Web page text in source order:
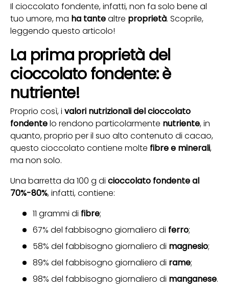
Il cioccolato fondente, infatti, non fa solo bene al
tuo umore, ma ha tantealtre proprietà. Scoprile,
leggendo questo articolo!
La prima proprietà del
cioccolato fondente: è
nutriente!
Proprio così, i valori nutrizionali del cioccolato
fondentelo rendono particolarmente nutriente, in
quanto, proprio per il suo alto contenuto di cacao,
questo cioccolato contiene molte fibre e minerali,
ma non solo.
Una barretta da 100 g di cioccolato fondente al
70%-80%, infatti, contiene:
11 grammi di fibre;
67% del fabbisogno giornaliero di ferro;
58% del fabbisogno giornaliero di magnesio;
89% del fabbisogno giornaliero di rame;
98% del fabbisogno giornaliero di manganese.